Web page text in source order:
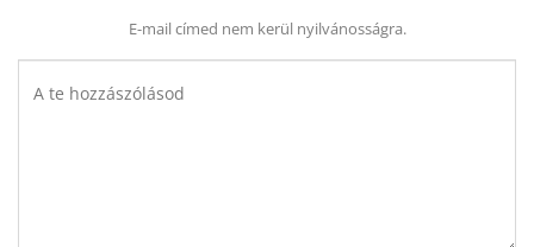
E-mail címed nem kerül nyilvánosságra.